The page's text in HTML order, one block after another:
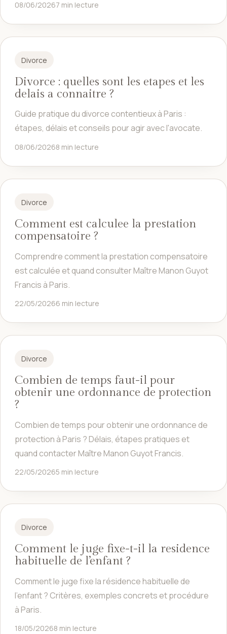
08/06/20267 min lecture
Divorce
Divorce : quelles sont les etapes et les
delais a connaitre ?
Guide pratique du divorce contentieux à Paris :
étapes, délais et conseils pour agir avec l'avocate.
08/06/20268 min lecture
Divorce
Comment est calculee la prestation
compensatoire ?
Comprendre comment la prestation compensatoire
est calculée et quand consulter Maître Manon Guyot
Francis à Paris.
22/05/20266 min lecture
Divorce
Combien de temps faut-il pour
obtenir une ordonnance de protection
?
Combien de temps pour obtenir une ordonnance de
protection à Paris ? Délais, étapes pratiques et
quand contacter Maître Manon Guyot Francis.
22/05/20265 min lecture
Divorce
Comment le juge fixe-t-il la residence
habituelle de l’enfant ?
Comment le juge fixe la résidence habituelle de
l'enfant ? Critères, exemples concrets et procédure
à Paris.
18/05/20268 min lecture